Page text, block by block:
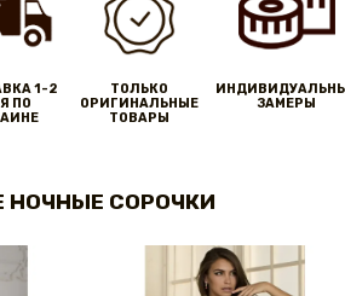
1-2
ПО
ТОЛЬКО
ОРИГИНАЛЬНЫЕ
ТОВАРЫ
ЗАМЕРЫ
НОЧНЫЕ СОРОЧКИ